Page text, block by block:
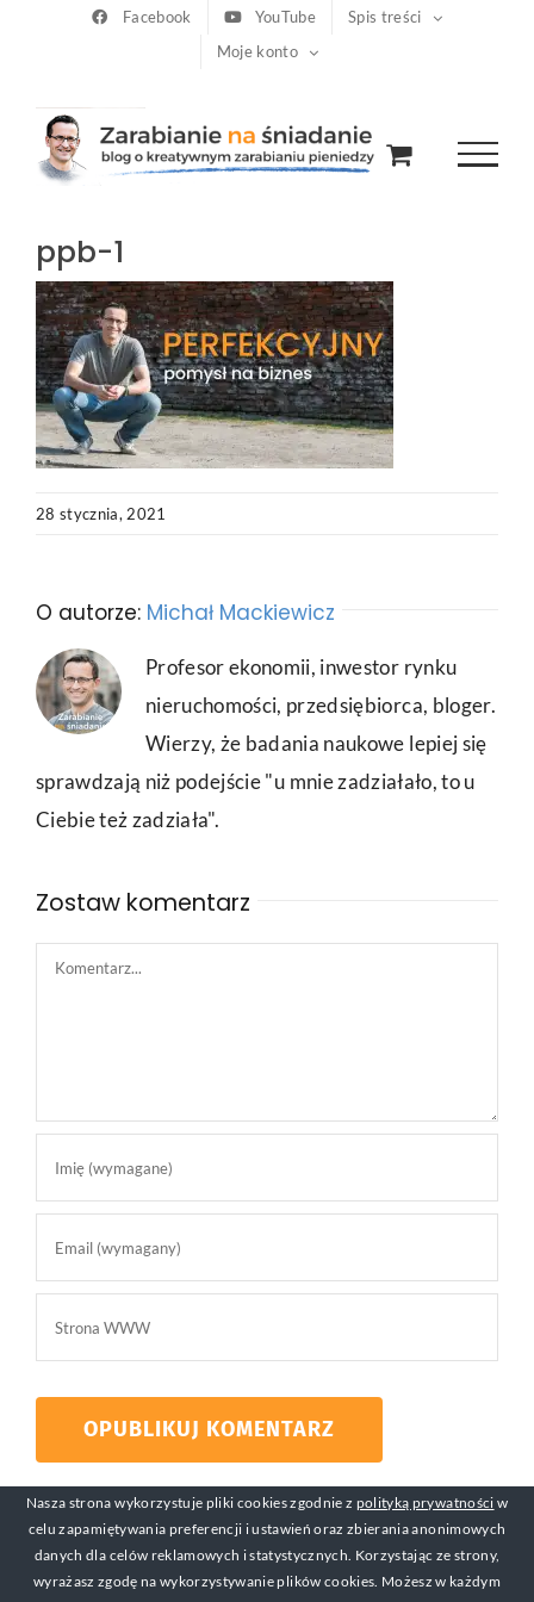
Facebook YouTube
Spis treści
Moje konto
ppb-1
28 stycznia, 2021
O autorze: Michał Mackiewicz
Profesor ekonomii, inwestor rynku
nieruchomości, przedsiębiorca, bloger.
Wierzy, że badania naukowe lepiej się
sprawdzają niż podejście "u mnie zadziałało, to u
Ciebie też zadziała".
Zostaw komentarz
Comment
Nasza strona wykorzystuje pliki cookies zgodnie z polityką prywatności w
celu zapamiętywania preferencji i ustawień oraz zbierania anonimowych
danych dla celów reklamowych i statystycznych. Korzystając ze strony,
wyrażasz zgodę na wykorzystywanie plików cookies. Możesz w każdym